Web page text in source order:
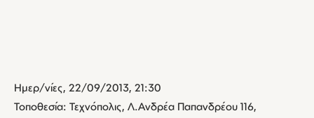
Ημερ/νίες, 22/09/2013, 21:30
Τοποθεσία: Τεχνόπολις, Λ.Ανδρέα Παπανδρέου 116,